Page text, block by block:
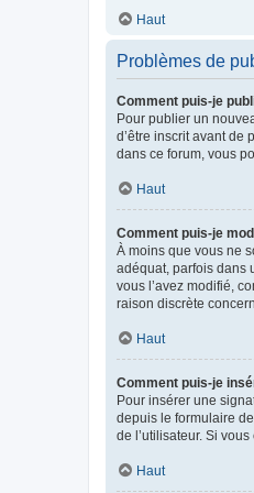
Haut
Problèmes de
Comment puis-je
Pour publier un
d’être inscrit avant de
dans ce forum, vous
Haut
Comment puis-je
À moins que vous ne
adéquat, parfois dans
vous l’avez modifié,
raison discrète
Haut
Comment puis-je
Pour insérer une
depuis le formulaire
de l’utilisateur. Si
Haut